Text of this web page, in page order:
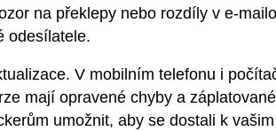
na překlepy nebo rozdíly v e-
odesílatele.
V mobilním telefonu i
mají opravené chyby a
umožnit, aby se dostali k